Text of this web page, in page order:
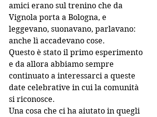
amici erano sul trenino che da
Vignola porta a Bologna, e
leggevano, suonavano, parlavano:
anche lì accadevano cose.
Questo è stato il primo esperimento
e da allora abbiamo sempre
continuato a interessarci a queste
date celebrative in cui la comunità
si riconosce.
Una cosa che ci ha aiutato in quegli